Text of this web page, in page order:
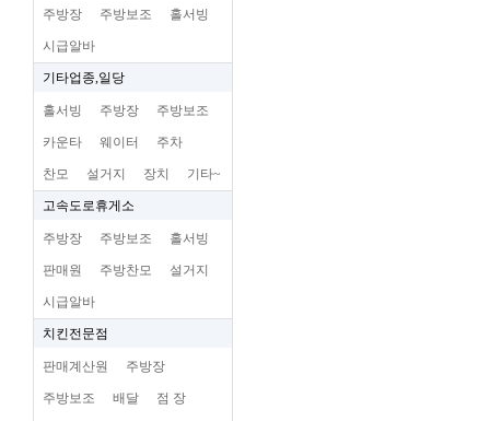
주방장 주방보조 홀서빙
시급알바
기타업종,일당
홀서빙 주방장 주방보조
카운타 웨이터 주차
찬모 설거지 장치 기타~
고속도로휴게소
주방장 주방보조 홀서빙
판매원 주방찬모 설거지
시급알바
치킨전문점
판매계산원 주방장
주방보조 배달 점 장